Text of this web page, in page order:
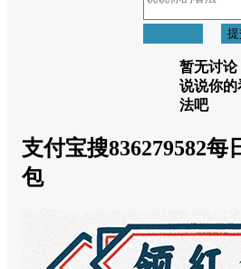
提
暂无讨论
说说你的
法吧
支付宝搜836279582每
包